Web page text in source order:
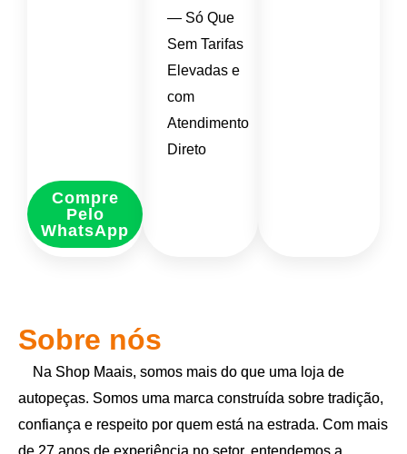
— Só Que
Sem Tarifas
Elevadas e
com
Atendimento
Direto
Compre
Pelo
WhatsApp
Sobre nós
Na Shop Maais, somos mais do que uma loja de
autopeças. Somos uma marca construída sobre tradição,
confiança e respeito por quem está na estrada. Com mais
de 27 anos de experiência no setor, entendemos a